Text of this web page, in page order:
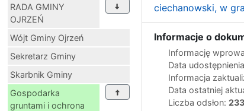
RADA GMINY
OJRZEŃ
Wójt Gminy Ojrzeń
Sekretarz Gminy
Skarbnik Gminy
Gospodarka
gruntami i ochrona
ciechanowski, w
Informacje o
Informację
Data
Informacja
Data ostatniej
Liczba odsłon: